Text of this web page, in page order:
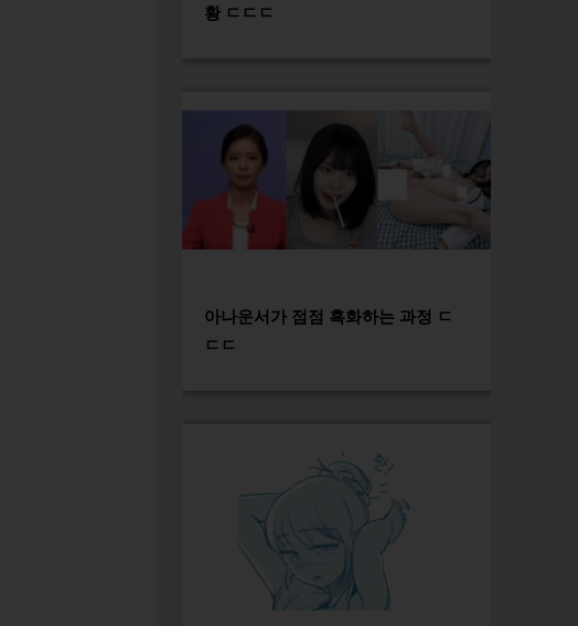
황 ㄷㄷㄷ
아나운서가 점점 흑화하는 과정 ㄷ
ㄷㄷ